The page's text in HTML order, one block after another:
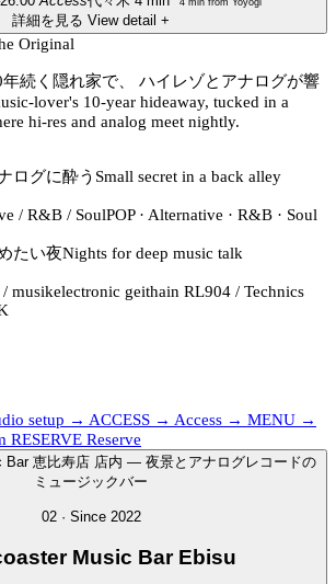
4 min from Yoyogi
詳細を見る View detail +
Original
続く隠れ家で、 ハイレゾとアナログが響
lover's 10-year hideaway, tucked in a
hi-res and analog meet nightly.
ログに酔う Small secret in a back alley
/ R&B / SoulPOP · Alternative · R&B · Soul
たい夜Nights for deep music talk
musikelectronic geithain RL904 / Technics
setup → ACCESS → Access → MENU →
RESERVE Reserve
02 · Since 2022
Music Bar Ebisu